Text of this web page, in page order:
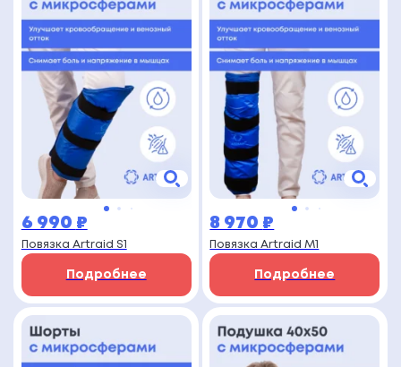
6 990 ₽
Повязка Artraid S1
Подробнее
8 970 ₽
Повязка Artraid M1
Подробнее